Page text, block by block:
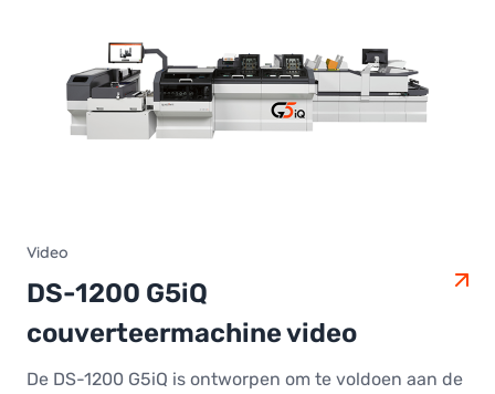
Video
DS-1200 G5iQ
couverteermachine video
De DS-1200 G5iQ is ontworpen om te voldoen aan de